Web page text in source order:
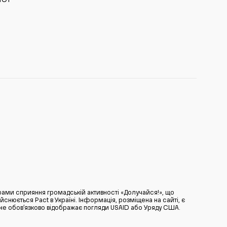
сприяння громадській активності «Долучайся!», що
Pact в Україні. Інформація, розміщена на сайті, є
обов’язково відображає погляди USAID або Уряду США.